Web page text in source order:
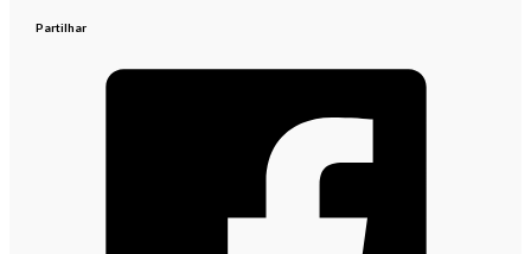
Partilhar